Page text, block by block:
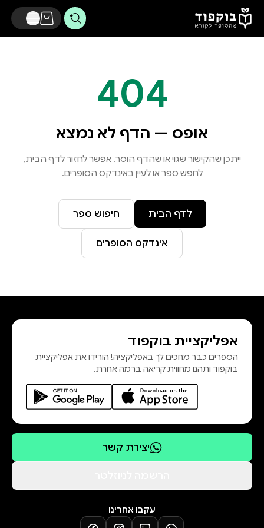
דלג לתוכן הראשי
404
אופס — הדף לא נמצא
ייתכן שהקישור שגוי או שהדף הוסר. אפשר לחזור לדף הבית,
לחפש ספר או לעיין באינדקס הסופרים.
לדף הבית חיפוש ספר
אינדקס הסופרים
אפליקציית בוקפוד
הספרים כבר מחכים לך באפליקציה! הורידו את אפליקציית
בוקפוד ותהנו מחווית קריאה ברמה אחרת.
יצירת קשר
עקבו אחרינו